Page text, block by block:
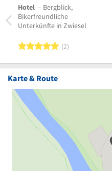
Hotel – Bergblick,
Bikerfreundliche
Unterkünfte in Zwiesel
5 von 5 Sternen
2
Karte & Route